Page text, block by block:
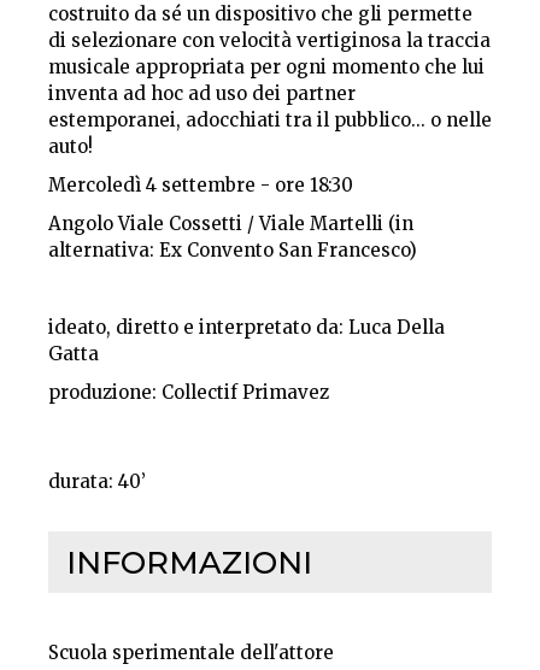
costruito da sé un dispositivo che gli permette
di selezionare con velocità vertiginosa la traccia
musicale appropriata per ogni momento che lui
inventa ad hoc ad uso dei partner
estemporanei, adocchiati tra il pubblico... o nelle
auto!
Mercoledì 4 settembre - ore 18:30
Angolo Viale Cossetti / Viale Martelli (in
alternativa: Ex Convento San Francesco)
ideato, diretto e interpretato da: Luca Della
Gatta
produzione: Collectif Primavez
durata: 40’
INFORMAZIONI
Scuola sperimentale dell'attore